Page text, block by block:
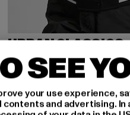
URBAN CLASSICS
Inset
34,79 EUR
Derzeitiger Preis: 34,79
39,99 EUR
SEE
your use experience,
and advertising.